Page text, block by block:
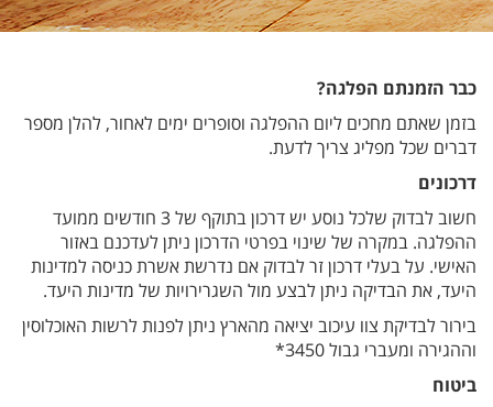
כבר הזמנתם הפלגה?
בזמן שאתם מחכים ליום ההפלגה וסופרים ימים לאחור, להלן מספר
דברים שכל מפליג צריך לדעת.
דרכונים
חשוב לבדוק שלכל נוסע יש דרכון בתוקף של 3 חודשים ממועד
ההפלגה. במקרה של שינוי בפרטי הדרכון ניתן לעדכנם באזור
האישי. על בעלי דרכון זר לבדוק אם נדרשת אשרת כניסה למדינות
היעד, את הבדיקה ניתן לבצע מול השגרירויות של מדינות היעד.
בירור לבדיקת צוו עיכוב יציאה מהארץ ניתן לפנות לרשות האוכלוסין
וההגירה ומעברי גבול 3450*
ביטוח